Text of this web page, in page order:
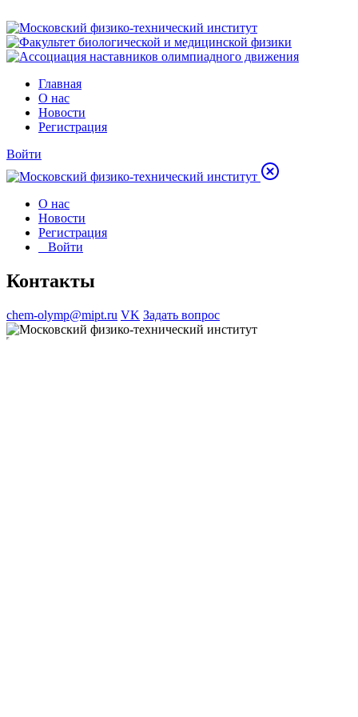
Главная
О нас
Новости
Регистрация
Войти
О нас
Новости
Регистрация
Войти
Контакты
chem-olymp@mipt.ru VK Задать вопрос